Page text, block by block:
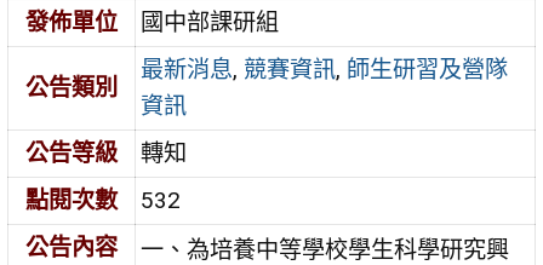
發佈單位
國中部課研組
公告類別
最新消息, 競賽資訊, 師生研習及營隊
資訊
公告等級
轉知
點閱次數
532
公告內容
一、為培養中等學校學生科學研究興